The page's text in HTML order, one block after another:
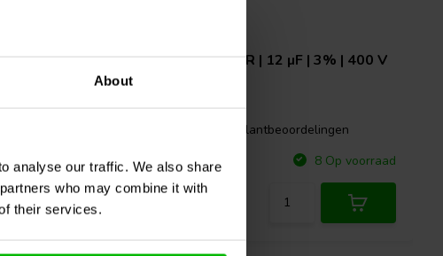
About
analyse our traffic. We also share
who may combine it with
their services.
| 3% | 400 V
10+ Op voorraad
ClarityCapMR | 12 µF | 3% | 400 V
0 klantbeoordelingen
Vergelijk
8 Op voorraad